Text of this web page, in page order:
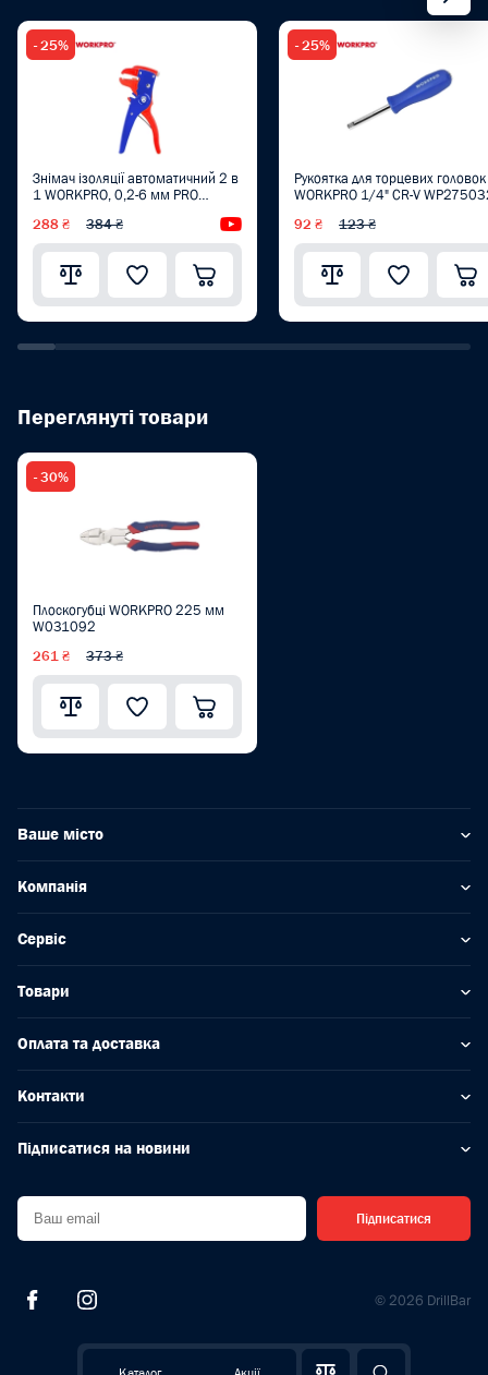
- 25%
Знімач ізоляції автоматичний 2 в
1 WORKPRO, 0,2-6 мм PRO
288 ₴ 384 ₴ Відеоогляд
- 25%
Рукоятка для торцевих головок
WORKPRO 1/4" CR-V
92 ₴ 123 ₴
Переглянуті товари
- 30%
Плоскогубці WORKPRO 225 мм
W031092
261 ₴ 373 ₴
Ваше місто
Компанія
Сервіс
Товари
Оплата та доставка
Контакти
Підписатися на новини
Підписатися
© 2026 DrillBar